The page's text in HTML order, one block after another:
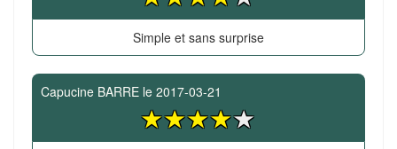
Simple et sans surprise
Capucine BARRE le 2017-03-21